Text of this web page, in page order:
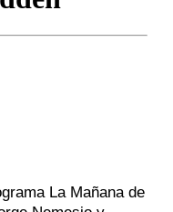
La Mañana de